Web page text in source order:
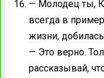
— Молодец ты,
всегда в
жизни,
— Это верно.
рассказывай,